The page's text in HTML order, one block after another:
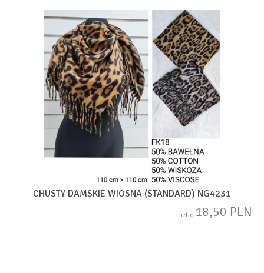
CHUSTY DAMSKIE WIOSNA (STANDARD) NG4231
netto 18,50 PLN